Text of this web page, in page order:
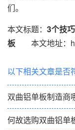
们。
本文标题： 3个技
板 本文地址：
以下相关文章是否
双曲铝单板制造商
何故选购双曲铝单